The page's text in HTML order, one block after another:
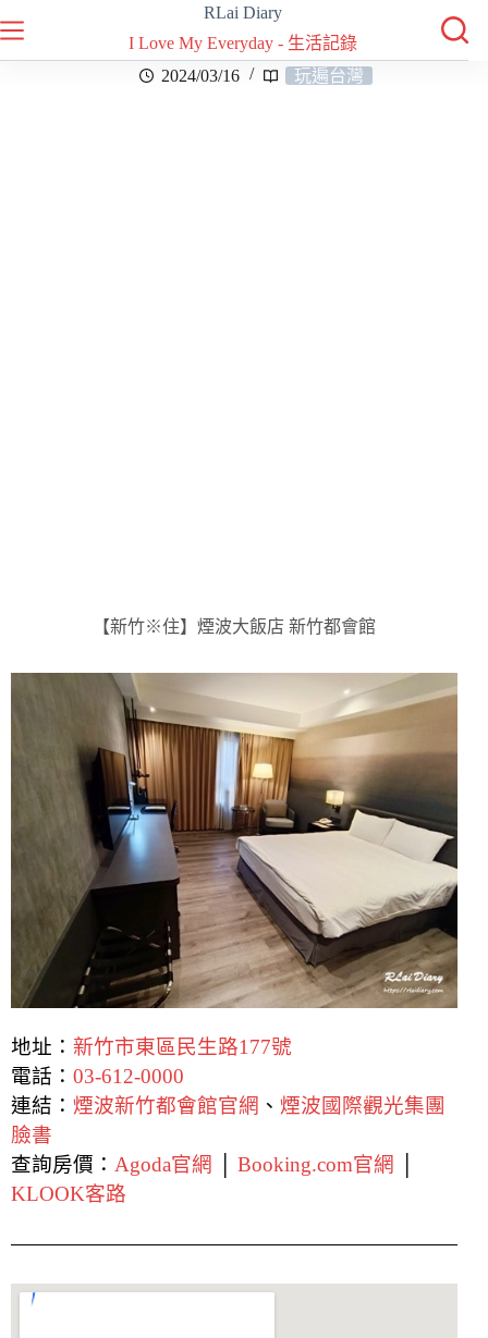
RLai Diary
I Love My Everyday - 生活記錄
2024/03/16
玩遍台灣
【新竹※住】煙波大飯店 新竹都會館
地址： 新竹市東區民生路177號
電話： 03-612-0000
連結： 煙波新竹都會館官網 、 煙波國際觀光集團
臉書
查詢房價： Agoda官網 Booking.com官網
KLOOK客路